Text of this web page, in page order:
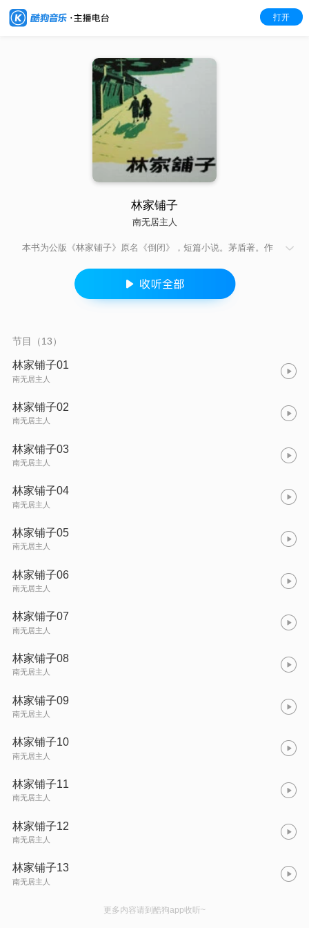
打开
林家铺子
南无居主人
本书为公版《林家铺子》原名《倒闭》，短篇小说。茅盾著。作
集《春蚕》。小说讲述了林老板这样一个谨慎而又精通生意的小
商人，但在外受日帝国主义的军事压迫，内受国民党官吏的敲
诈，还受地主高利贷的剥削，这三座大山的压迫为大势所趋，先
项圈拿去兑换，给党部里送去大洋四百块。这才得到特许：“只要
把东洋商标撕去了就行”。然而事情并未就此了结，商会会长经过
林家铺子时，就曾来提醒林先生：卜局长那边，你也得稍稍点
缀，防他看得眼红，也要来敲诈。后来是镇上的卜局长“中意”林先
生之女阿秀，要娶她做妾。林先生不同意，便招致了“拆烂污卖贱
赎人，林家只得按商会会长的示意，送上两百元，就这样把林先
生遏到了倾家荡产的地步。 作者笔名：茅盾
节目（13）
林家铺子01
南无居主人
林家铺子02
南无居主人
林家铺子03
南无居主人
林家铺子04
南无居主人
林家铺子05
南无居主人
林家铺子06
南无居主人
林家铺子07
南无居主人
林家铺子08
南无居主人
林家铺子09
南无居主人
林家铺子10
南无居主人
林家铺子11
南无居主人
林家铺子12
南无居主人
林家铺子13
南无居主人
更多内容请到酷狗app收听~